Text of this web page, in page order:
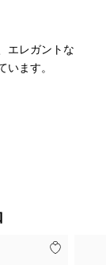
エレガントな
います。